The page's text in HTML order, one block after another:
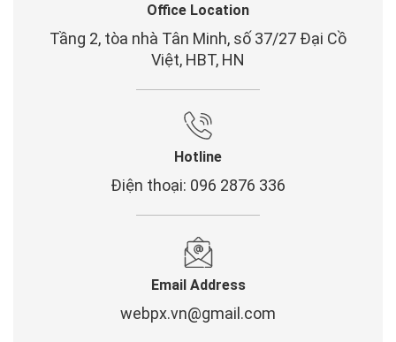
Office Location
Tầng 2, tòa nhà Tân Minh, số 37/27 Đại Cồ
Việt, HBT, HN
Hotline
Điện thoại: 096 2876 336
Email Address
webpx.vn@gmail.com